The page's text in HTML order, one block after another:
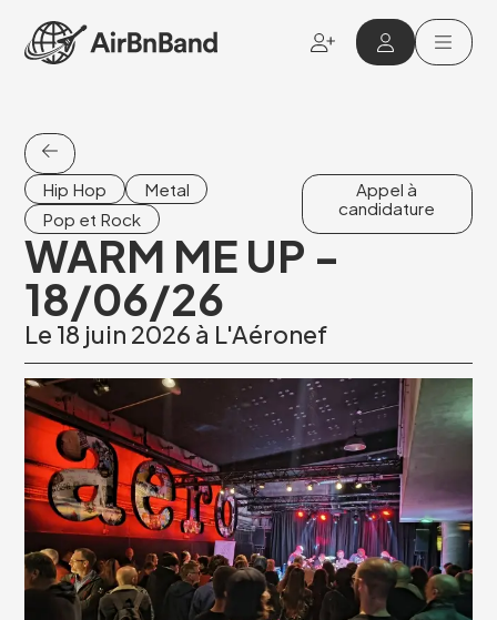
Hip Hop
Metal
Pop et Rock
Appel à
candidature
WARM ME UP -
18/06/26
Le 18 juin 2026 à L'Aéronef